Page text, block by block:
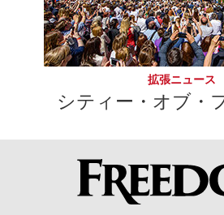
拡張ニュース
シティー・オブ・